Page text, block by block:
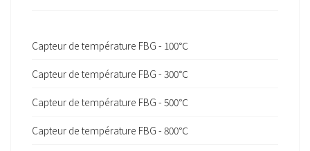
Capteur de température FBG - 100℃
Capteur de température FBG - 300℃
Capteur de température FBG - 500℃
Capteur de température FBG - 800℃